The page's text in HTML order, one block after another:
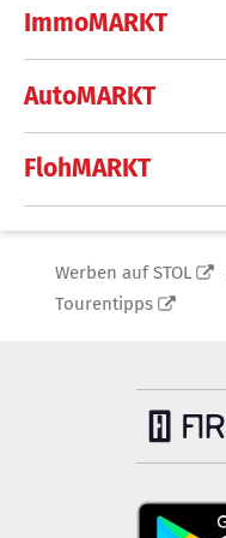
ImmoMARKT
AutoMARKT
FlohMARKT
Werben auf STOL
Tourentipps